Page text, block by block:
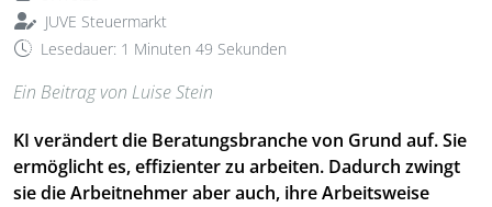
JUVE Steuermarkt
Lesedauer: 1 Minuten 49 Sekunden
Ein Beitrag von Luise Stein
KI verändert die Beratungsbranche von Grund auf. Sie
ermöglicht es, effizienter zu arbeiten. Dadurch zwingt
sie die Arbeitnehmer aber auch, ihre Arbeitsweise